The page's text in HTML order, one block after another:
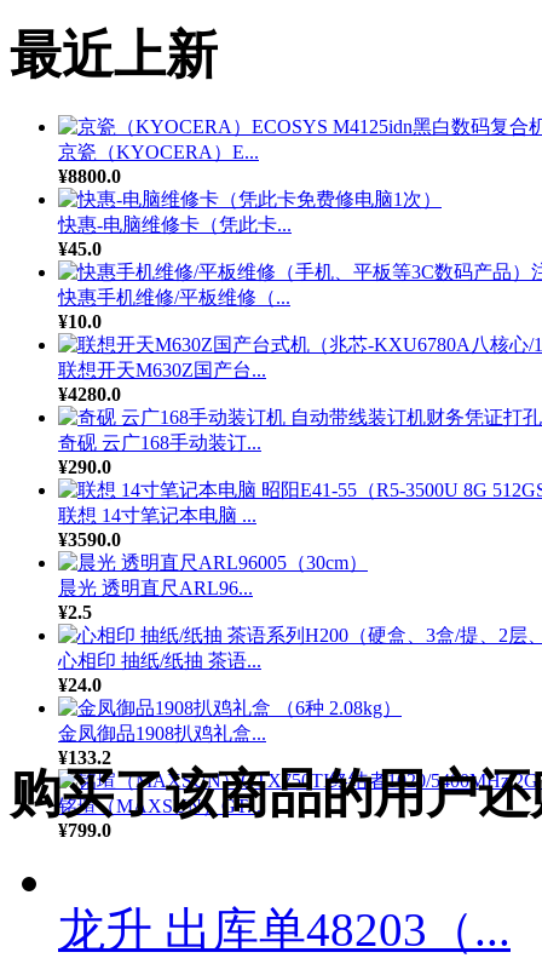
最近上新
京瓷（KYOCERA）E...
¥8800.0
快惠-电脑维修卡（凭此卡...
¥45.0
快惠手机维修/平板维修（...
¥10.0
联想开天M630Z国产台...
¥4280.0
奇砚 云广168手动装订...
¥290.0
联想 14寸笔记本电脑 ...
¥3590.0
晨光 透明直尺ARL96...
¥2.5
心相印 抽纸/纸抽 茶语...
¥24.0
金凤御品1908扒鸡礼盒...
¥133.2
铭瑄（MAXSUN）GT...
¥799.0
购买了该商品的用户
龙升 出库单48203（...